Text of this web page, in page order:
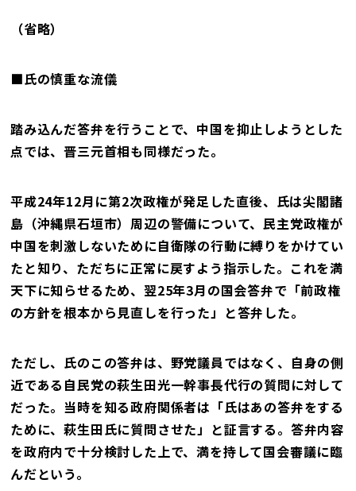
（省略）
■氏の慎重な流儀
踏み込んだ答弁を行うことで、中国を抑止しようとした
点では、晋三元首相も同様だった。
平成24年12月に第2次政権が発足した直後、氏は尖閣諸
島（沖縄県石垣市）周辺の警備について、民主党政権が
中国を刺激しないために自衛隊の行動に縛りをかけてい
たと知り、ただちに正常に戻すよう指示した。これを満
天下に知らせるため、翌25年3月の国会答弁で「前政権
の方針を根本から見直しを行った」と答弁した。
ただし、氏のこの答弁は、野党議員ではなく、自身の側
近である自民党の萩生田光一幹事長代行の質問に対して
だった。当時を知る政府関係者は「氏はあの答弁をする
ために、萩生田氏に質問させた」と証言する。答弁内容
を政府内で十分検討した上で、満を持して国会審議に臨
んだという。